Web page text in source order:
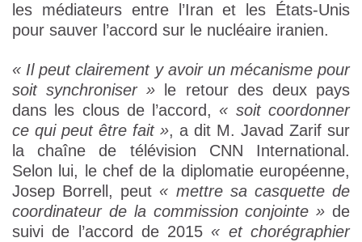
les médiateurs entre l’Iran et les États-Unis
pour sauver l’accord sur le nucléaire iranien.
« Il peut clairement y avoir un mécanisme pour
soit synchroniser » le retour des deux pays
dans les clous de l’accord, « soit coordonner
ce qui peut être fait », a dit M. Javad Zarif sur
la chaîne de télévision CNN International.
Selon lui, le chef de la diplomatie européenne,
Josep Borrell, peut « mettre sa casquette de
coordinateur de la commission conjointe » de
suivi de l’accord de 2015 « et chorégraphier